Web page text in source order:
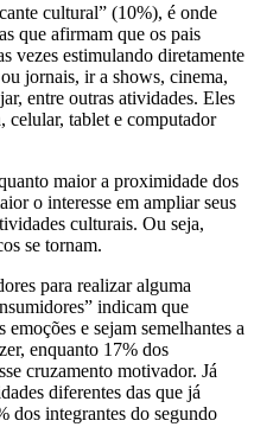
cultural” (10%), é onde
que afirmam que os pais
vezes estimulando diretamente
jornais, ir a shows, cinema,
entre outras atividades. Eles
celular, tablet e computador
maior a proximidade dos
o interesse em ampliar seus
culturais. Ou seja,
se tornam.
para realizar alguma
indicam que
e sejam semelhantes a
enquanto 17% dos
cruzamento motivador. Já
diferentes das que já
dos integrantes do segundo